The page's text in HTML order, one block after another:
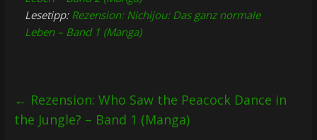
Lesetipp: Rezension: Nichijou: Das ganz normale
Leben – Band 1 (Manga)
← Rezension: Who Saw the Peacock Dance in
the Jungle? – Band 1 (Manga)